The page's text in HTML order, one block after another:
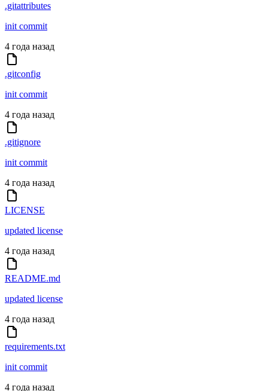
.gitattributes
init commit
4 года назад
.gitconfig
init commit
4 года назад
.gitignore
init commit
4 года назад
LICENSE
updated license
4 года назад
README.md
updated license
4 года назад
requirements.txt
init commit
4 года назад